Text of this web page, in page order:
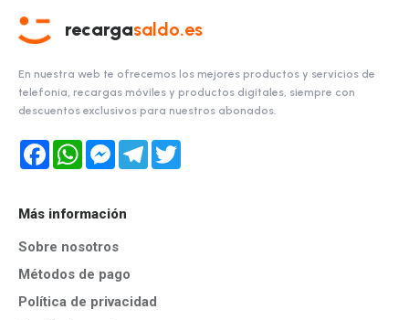
recargasaldo.es
En nuestra web te ofrecemos los mejores productos y servicios de
telefonía, recargas móviles y productos digitales, siempre con
descuentos exclusivos para nuestros abonados.
FacebookWhatsAppMessengerTelegram
Más información
Sobre nosotros
Métodos de pago
Política de privacidad